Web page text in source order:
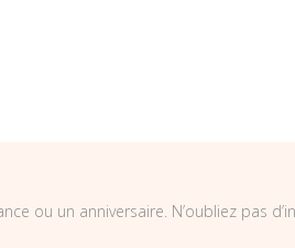
ou un anniversaire. N’oubliez pas